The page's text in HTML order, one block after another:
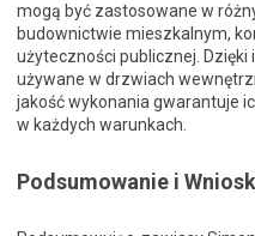
mogą być zastosowane w
budownictwie mieszkalnym,
użyteczności publicznej.
używane w drzwiach
jakość wykonania gwarantuje
w każdych warunkach.
Podsumowanie i